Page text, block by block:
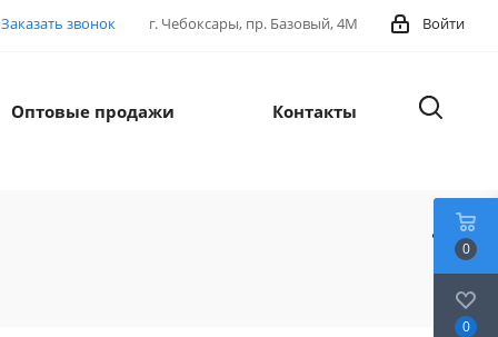
Войти
г. Чебоксары, пр. Базовый, 4М
Заказать звонок
Оптовые продажи Контакты
0
0